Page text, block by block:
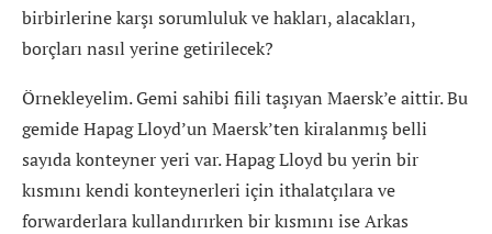
birbirlerine karşı sorumluluk ve hakları, alacakları,
borçları nasıl yerine getirilecek?
Örnekleyelim. Gemi sahibi fiili taşıyan Maersk’e aittir. Bu
gemide Hapag Lloyd’un Maersk’ten kiralanmış belli
sayıda konteyner yeri var. Hapag Lloyd bu yerin bir
kısmını kendi konteynerleri için ithalatçılara ve
forwarderlara kullandırırken bir kısmını ise Arkas